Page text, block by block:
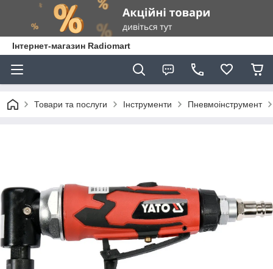
Інтернет-магазин Radiomart
Товари та послуги Інструменти Пневмоінструмент